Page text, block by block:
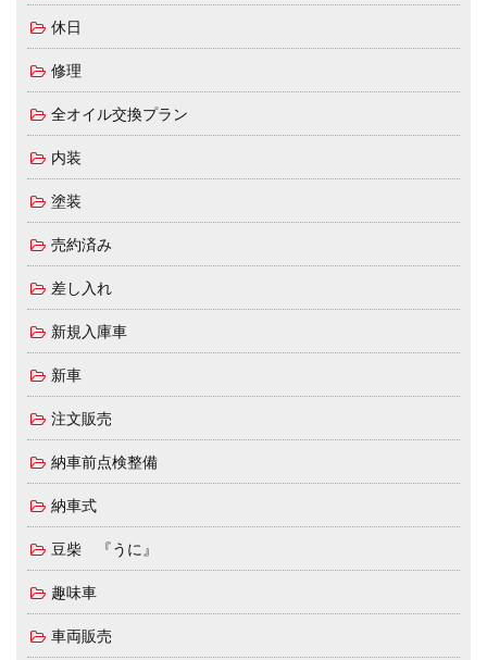
休日
修理
全オイル交換プラン
内装
塗装
売約済み
差し入れ
新規入庫車
新車
注文販売
納車前点検整備
納車式
豆柴 『うに』
趣味車
車両販売